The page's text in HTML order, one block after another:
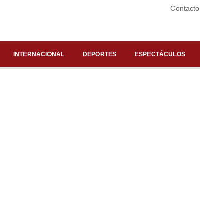
Contacto
INTERNACIONAL DEPORTES ESPECTÁCULOS